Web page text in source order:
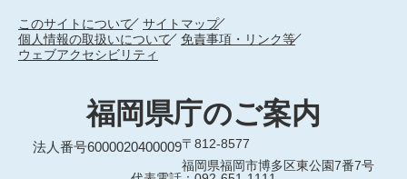
このサイトについて
サイトマップ
個人情報の取扱いについて
免責事項・リンク等
ウェブアクセシビリティ
福岡県庁のご案内
法人番号6000020400009〒812-8577
福岡県福岡市博多区東公園7番7号